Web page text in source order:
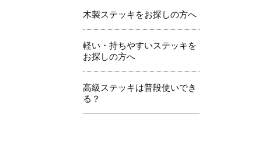
木製ステッキをお探しの方へ
軽い・持ちやすいステッキを
お探しの方へ
高級ステッキは普段使いでき
る？